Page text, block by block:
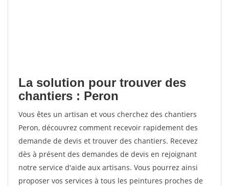
La solution pour trouver des
chantiers : Peron
Vous êtes un artisan et vous cherchez des chantiers
Peron, découvrez comment recevoir rapidement des
demande de devis et trouver des chantiers. Recevez
dès à présent des demandes de devis en rejoignant
notre service d'aide aux artisans. Vous pourrez ainsi
proposer vos services à tous les peintures proches de